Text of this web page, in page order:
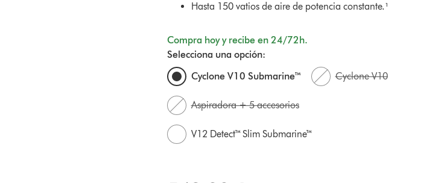
Hasta 150 vatios de aire de potencia constante.¹
Compra hoy y recibe en 24/72h.
Selecciona una opción:
Cyclone V10 Submarine™
Cyclone V10
Aspiradora + 5 accesorios
V12 Detect™ Slim Submarine™